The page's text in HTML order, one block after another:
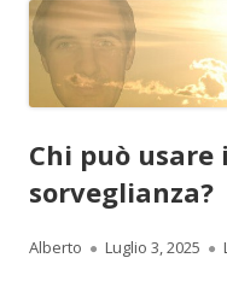
Chi può
sorveglianza?
Autore
Alberto Pubblicato
Luglio 3, 2025